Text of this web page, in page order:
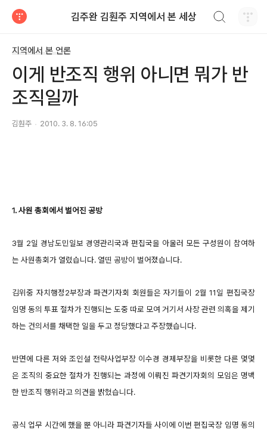
김주완 김훤주 지역에서 본 세상
지역에서 본 언론
이게 반조직 행위 아니면 뭐가 반
조직일까
김훤주 2010. 3. 8. 16:05
1. 사원 총회에서 벌어진 공방
3월 2일 경남도민일보 경영관리국과 편집국을 아울러 모든 구성원이 참여하
는 사원총회가 열렸습니다. 열띤 공방이 벌어졌습니다.
김위중 자치행정2부장과 파견기자회 회원들은 자기들이 2월 11일 편집국장
임명 동의 투표 절차가 진행되는 도중 따로 모여 거기서 사장 관련 의혹을 제기
하는 건의서를 채택한 일을 두고 정당했다고 주장했습니다.
반면에 다른 저와 조인설 전략사업부장 이수경 경제부장을 비롯한 다른 몇몇
은 조직의 중요한 절차가 진행되는 과정에 이뤄진 파견기자회의 모임은 명백
한 반조직 행위라고 의견을 밝혔습니다.
공식 업무 시간에 했을 뿐 아니라 파견기자들 사이에 이번 편집국장 임명 동의